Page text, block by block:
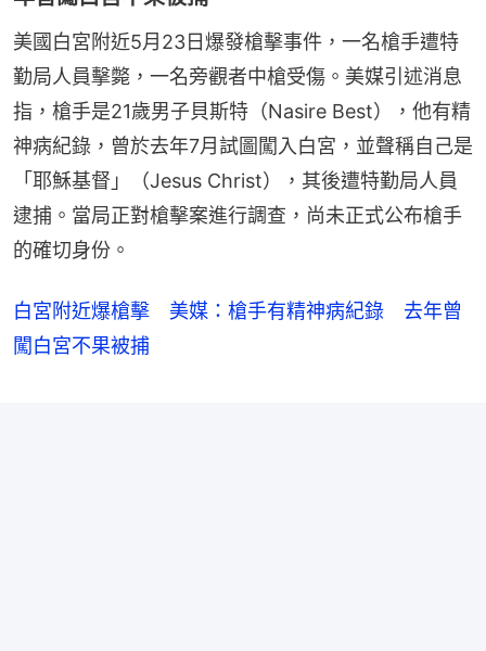
美國白宮附近5月23日爆發槍擊事件，一名槍手遭特
勤局人員擊斃，一名旁觀者中槍受傷。美媒引述消息
指，槍手是21歲男子貝斯特（Nasire Best），他有精
神病紀錄，曾於去年7月試圖闖入白宮，並聲稱自己是
「耶穌基督」（Jesus Christ），其後遭特勤局人員
逮捕。當局正對槍擊案進行調查，尚未正式公布槍手
的確切身份。
白宮附近爆槍擊 美媒：槍手有精神病紀錄 去年曾
闖白宮不果被捕